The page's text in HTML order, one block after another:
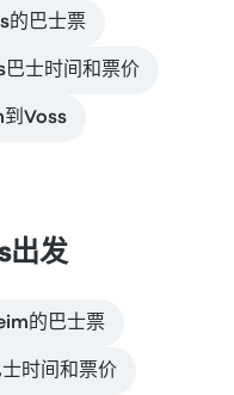
的巴士票
士时间和票价
Voss
出发
的巴士票
时间和票价